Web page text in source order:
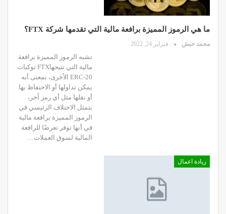
ما هي الرموز المميزة برافعة مالية التي تقدمها شركة FTX؟
محمد حبش فبراير 24, 2022
تشبه الرموز المميزة برافعة
مالية التي تتيحهاFTX توكنات
ERC-20 الأخرى، بمعنى أنه
يمكن تداولها أو الاحتفاظ بها
أو نقلها مثل أي رمز آخر،
يتمثل الاختلاف الرئيسي في
الرموز المميزة برافعة مالية
في أنها توفر تعرضًا للرافعة
المالية لسوق العملات…
ريادة اعمال